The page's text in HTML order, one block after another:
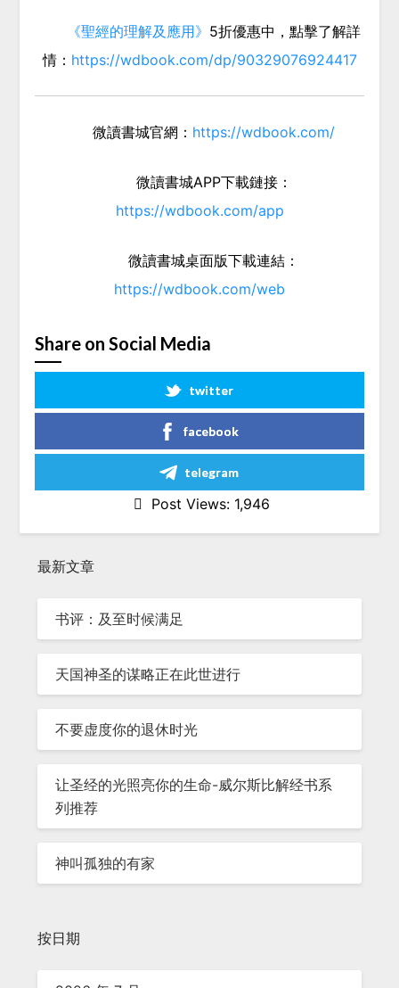
《聖經的理解及應用》 5折優惠中，點擊了解詳
情： https://wdbook.com/dp/90329076924417
微讀書城官網： https://wdbook.com/
微讀書城APP下載鏈接：
https://wdbook.com/app
微讀書城桌面版下載連結：
https://wdbook.com/web
Share on Social Media
twitter
facebook
telegram
Post Views: 1,946
最新文章
书评：及至时候满足
天国神圣的谋略正在此世进行
不要虚度你的退休时光
让圣经的光照亮你的生命-威尔斯比解经书系
列推荐
神叫孤独的有家
按日期